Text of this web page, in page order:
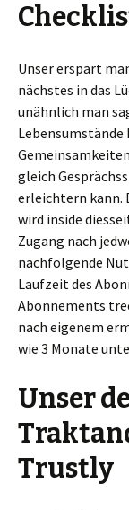
Unser erspart
nächstes in das
unähnlich man
Lebensumstände
gleich
erleichtern kann.
wird inside
Zugang nach
nachfolgende
Laufzeit des
Abonnements
nach eigenem
wie 3 Monate
Unser
Trustly